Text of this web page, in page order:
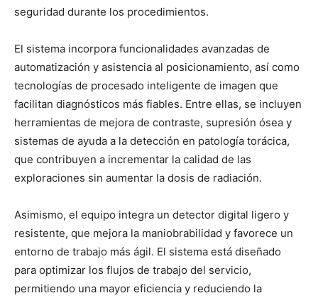
seguridad durante los procedimientos.
El sistema incorpora funcionalidades avanzadas de
automatización y asistencia al posicionamiento, así como
tecnologías de procesado inteligente de imagen que
facilitan diagnósticos más fiables. Entre ellas, se incluyen
herramientas de mejora de contraste, supresión ósea y
sistemas de ayuda a la detección en patología torácica,
que contribuyen a incrementar la calidad de las
exploraciones sin aumentar la dosis de radiación.
Asimismo, el equipo integra un detector digital ligero y
resistente, que mejora la maniobrabilidad y favorece un
entorno de trabajo más ágil. El sistema está diseñado
para optimizar los flujos de trabajo del servicio,
permitiendo una mayor eficiencia y reduciendo la